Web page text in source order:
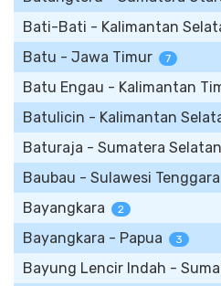
Bati-Bati - Kalimantan
Batu - Jawa Timur 7
Batu Engau - Kalimantan
Batulicin - Kalimantan
Baturaja - Sumatera Selatan
Baubau - Sulawesi Tenggara
Bayangkara 2
Bayangkara - Papua 3
Bayung Lencir Indah -